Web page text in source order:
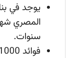
يوجد في
سنوات.